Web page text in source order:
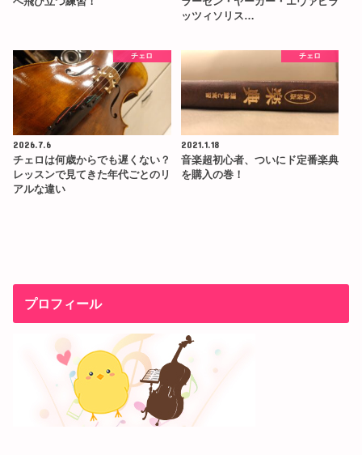
ッツィソリス…
チェロ
2026.7.6
チェロは何歳からでも遅くない？
レッスンで見てきた年代ごとのリ
アルな違い
チェロ
2021.1.18
音楽超初心者、ついにド定番楽典
を購入の巻！
プロフィール